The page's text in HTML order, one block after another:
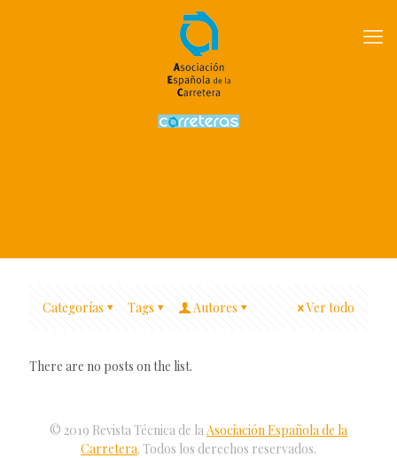
Categorías Tags Autores Ver todo
There are no posts on the list.
© 2019 Revista Técnica de laAsociación Española de la
Carretera. Todos los derechos reservados.